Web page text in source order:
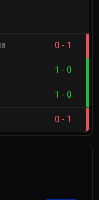
0 - 1
1 - 0
1 - 0
0 - 1